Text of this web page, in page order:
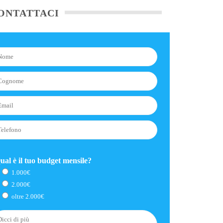
è il tuo budget mensile?
1.000€
2.000€
oltre 2.000€